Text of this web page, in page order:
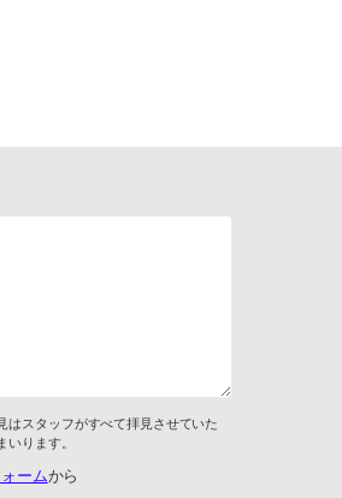
はスタッフがすべて拝見させていた
ります。
ームから